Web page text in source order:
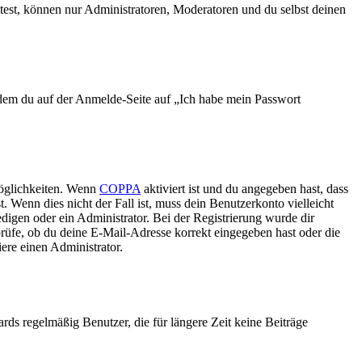
können nur Administratoren, Moderatoren und du selbst deinen
du auf der Anmelde-Seite auf „Ich habe mein Passwort
Wenn COPPA aktiviert ist und du angegeben hast, dass
Wenn dies nicht der Fall ist, muss dein Benutzerkonto vielleicht
oder ein Administrator. Bei der Registrierung wurde dir
ob du deine E-Mail-Adresse korrekt eingegeben hast oder die
einen Administrator.
regelmäßig Benutzer, die für längere Zeit keine Beiträge